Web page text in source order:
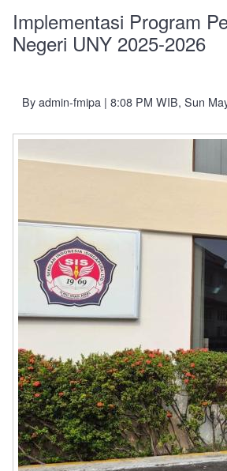
Implementasi Program
Negeri UNY 2025-2026
Byadmin-fmipa | 8:08 PM WIB, Sun